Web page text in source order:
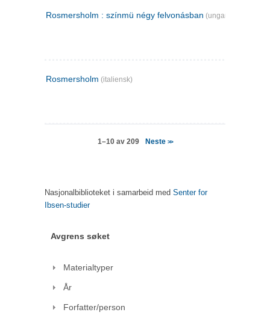
Rosmersholm : színmü négy felvonásban (ungarsk)
Rosmersholm (italiensk)
1–10 av 209 Neste >>
Nasjonalbiblioteket i samarbeid med Senter for
Ibsen-studier
Avgrens søket
Materialtyper
År
Forfatter/person